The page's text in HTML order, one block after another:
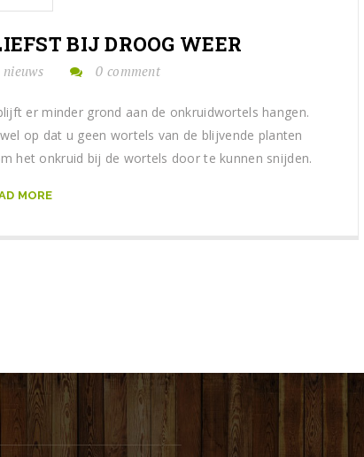
BIJ DROOG WEER
nieuws 0 comment
er minder grond aan de onkruidwortels hangen.
op dat u geen wortels van de blijvende planten
het onkruid bij de wortels door te kunnen snijden.
MORE